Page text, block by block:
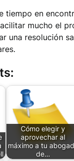
tiempo en
mucho el
una resolución
Cómo elegir y
aprovechar al
máximo a tu
de…